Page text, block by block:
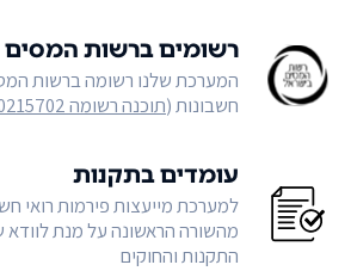
רשומים ברשות המסים
המערכת שלנו רשומה ברשות
חשבונות (תוכנה רשומה 00215702 על פי חוק
עומדים בתקנות
למערכת מייעצות פירמות רואי
מהשורה הראשונה על מנת
התקנות והחוקים